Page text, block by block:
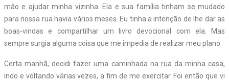
mão e ajudar minha vizinha. Ela e sua família tinham se mudado
para nossa rua havia vários meses. Eu tinha a intenção de lhe dar as
boas-vindas e compartilhar um livro devocional com ela. Mas
sempre surgia alguma coisa que me impedia de realizar meu plano.
Certa manhã, decidi fazer uma caminhada na rua da minha casa,
indo e voltando várias vezes, a fim de me exercitar. Foi então que vi